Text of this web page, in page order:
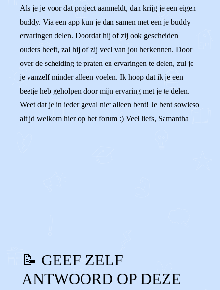
Als je je voor dat project aanmeldt, dan krijg je een eigen
buddy. Via een app kun je dan samen met een je buddy
ervaringen delen. Doordat hij of zij ook gescheiden
ouders heeft, zal hij of zij veel van jou herkennen. Door
over de scheiding te praten en ervaringen te delen, zul je
je vanzelf minder alleen voelen. Ik hoop dat ik je een
beetje heb geholpen door mijn ervaring met je te delen.
Weet dat je in ieder geval niet alleen bent! Je bent sowieso
altijd welkom hier op het forum :) Veel liefs, Samantha
📝 GEEF ZELF
ANTWOORD OP DEZE